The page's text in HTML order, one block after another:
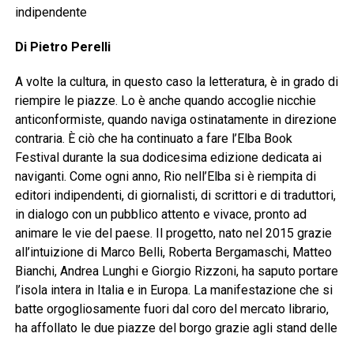
indipendente
Di Pietro Perelli
A volte la cultura, in questo caso la letteratura, è in grado di
riempire le piazze. Lo è anche quando accoglie nicchie
anticonformiste, quando naviga ostinatamente in direzione
contraria. È ciò che ha continuato a fare l’Elba Book
Festival durante la sua dodicesima edizione dedicata ai
naviganti. Come ogni anno, Rio nell’Elba si è riempita di
editori indipendenti, di giornalisti, di scrittori e di traduttori,
in dialogo con un pubblico attento e vivace, pronto ad
animare le vie del paese. Il progetto, nato nel 2015 grazie
all’intuizione di Marco Belli, Roberta Bergamaschi, Matteo
Bianchi, Andrea Lunghi e Giorgio Rizzoni, ha saputo portare
l’isola intera in Italia e in Europa. La manifestazione che si
batte orgogliosamente fuori dal coro del mercato librario,
ha affollato le due piazze del borgo grazie agli stand delle